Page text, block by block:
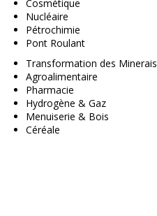
Cosmétique
Nucléaire
Pétrochimie
Pont Roulant
Transformation des Minerais
Agroalimentaire
Pharmacie
Hydrogène & Gaz
Menuiserie & Bois
Céréale